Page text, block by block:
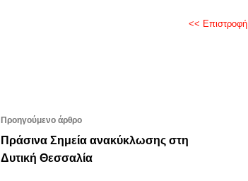
<< Επιστροφή
Προηγούμενο άρθρο
Πράσινα Σημεία ανακύκλωσης στη
Δυτική Θεσσαλία